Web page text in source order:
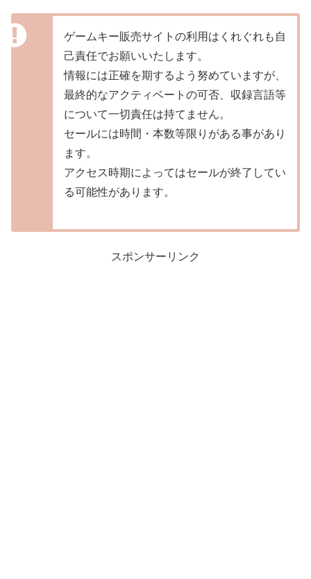
ゲームキー販売サイトの利用はくれぐれも自
己責任でお願いいたします。
情報には正確を期するよう努めていますが、
最終的なアクティベートの可否、収録言語等
について一切責任は持てません。
セールには時間・本数等限りがある事があり
ます。
アクセス時期によってはセールが終了してい
る可能性があります。
スポンサーリンク